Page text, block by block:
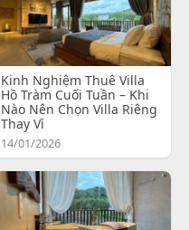
Kinh Nghiệm Thuê Villa
Hồ Tràm Cuối Tuần – Khi
Nào Nên Chọn Villa Riêng
Thay Vì
14/01/2026